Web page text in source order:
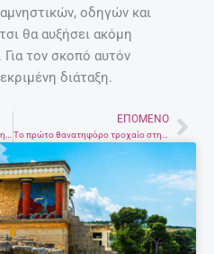
οδηγών και
θα αυξήσει ακόμη
τον σκοπό αυτόν
διάταξη.
Εννιά λόγοι που μου αρέσει η Άνοιξη στην Κρήτη
ΕΠΌΜΕΝΟ
Το πρώτο θανατηφόρο τροχαίο στην Ελλάδα έγινε όταν υπήρχαν μόλις επτά αυτοκίνητα